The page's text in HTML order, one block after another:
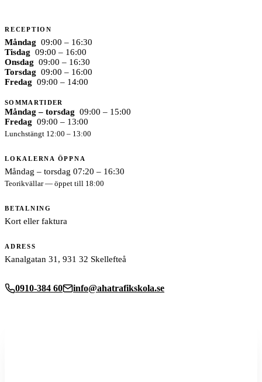
RECEPTION
Måndag 09:00 – 16:30
Tisdag 09:00 – 16:00
Onsdag 09:00 – 16:30
Torsdag 09:00 – 16:00
Fredag 09:00 – 14:00
SOMMARTIDER
Måndag – torsdag 09:00 – 15:00
Fredag 09:00 – 13:00
Lunchstängt 12:00 – 13:00
LOKALERNA ÖPPNA
Måndag – torsdag 07:20 – 16:30
Teorikvällar — öppet till 18:00
BETALNING
Kort eller faktura
ADRESS
Kanalgatan 31, 931 32 Skellefteå
0910-384 60 info@ahatrafikskola.se